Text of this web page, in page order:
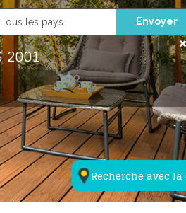
Recherche avec la
Envoyer
2001